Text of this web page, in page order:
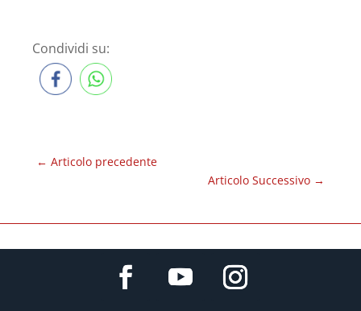
Condividi su:
← Articolo precedente
Articolo Successivo →